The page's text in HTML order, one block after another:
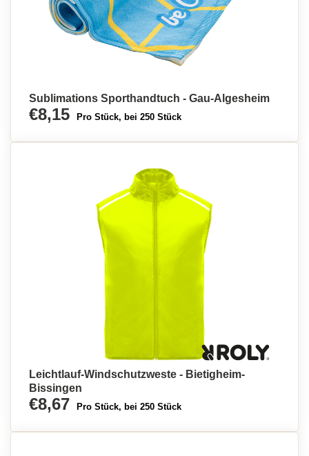
Sublimations Sporthandtuch - Gau-Algesheim
€8,15 Pro Stück, bei 250 Stück
Leichtlauf-Windschutzweste - Bietigheim-
Bissingen
€8,67 Pro Stück, bei 250 Stück